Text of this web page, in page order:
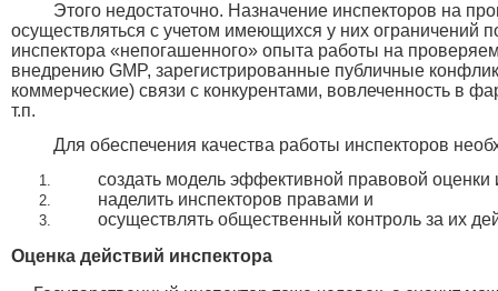
Этого недостаточно. Назначение инспекторов на
осуществляться с учетом имеющихся у них ограничений
инспектора «непогашенного» опыта работы на
внедрению GMP, зарегистрированные публичные
коммерческие) связи с конкурентами, вовлеченность в
т.п.
Для обеспечения качества работы инспекторов
создать модель эффективной правовой оценки
наделить инспекторов правами и
осуществлять общественный контроль за их
Оценка действий инспектора